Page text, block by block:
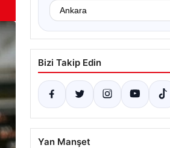
Bizi Takip Edin
Yan Manşet